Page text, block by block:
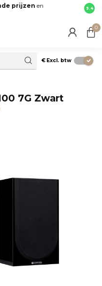
prijzen en
direct
9.4
0
€ Excl. btw
7G Zwart